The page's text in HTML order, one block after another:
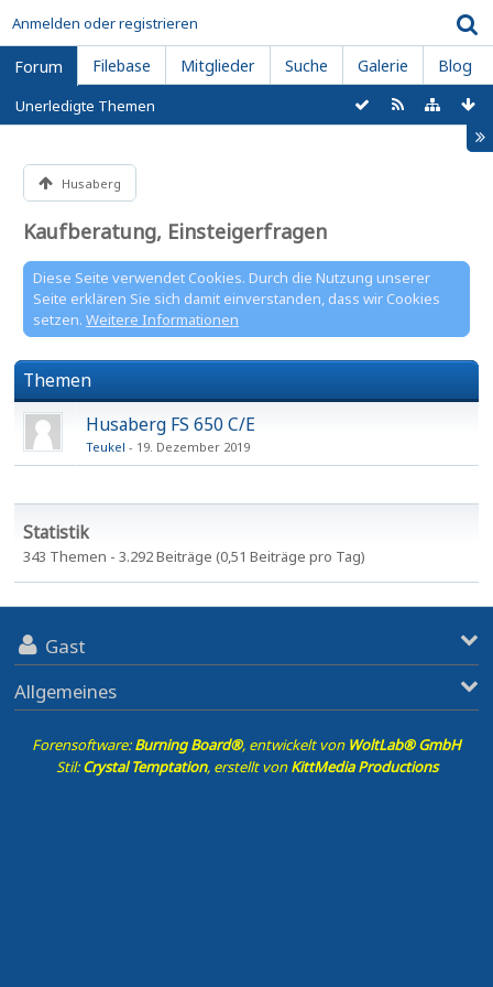
Anmelden oder registrieren
Forum Filebase Mitglieder Suche Galerie Blog
Unerledigte Themen
Husaberg
Kaufberatung, Einsteigerfragen
Diese Seite verwendet Cookies. Durch die Nutzung unserer
Seite erklären Sie sich damit einverstanden, dass wir Cookies
setzen. Weitere Informationen
Themen
Husaberg FS 650 C/E
Teukel 19. Dezember 2019
Statistik
343 Themen - 3.292 Beiträge (0,51 Beiträge pro Tag)
Gast
Allgemeines
Forensoftware:Burning Board®, entwickelt von WoltLab® GmbH
Stil:Crystal Temptation, erstellt vonKittMedia Productions